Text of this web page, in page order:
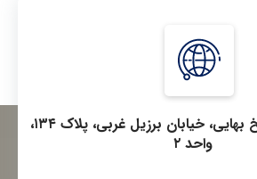
تهران، خیابان شیخ بهایی، خیابان برزیل غربی، پلاک ۱۳۴،
واحد ۲